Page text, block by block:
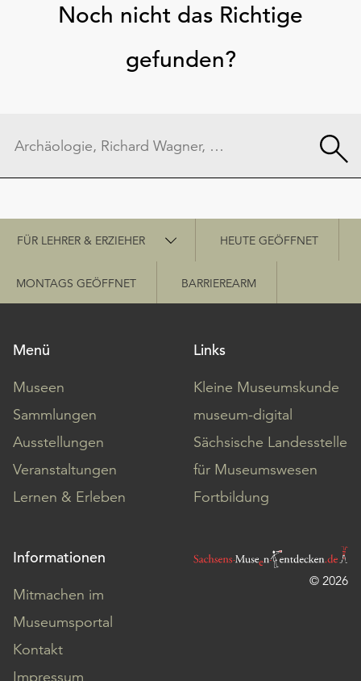
Noch nicht das Richtige
gefunden?
Schnellzugriff
FÜR LEHRER & ERZIEHER HEUTE GEÖFFNET
MONTAGS GEÖFFNET BARRIEREARM
Menü
Museen
Sammlungen
Ausstellungen
Veranstaltungen
Lernen & Erleben
Links
Kleine Museumskunde
museum-digital
Sächsische Landesstelle
für Museumswesen
Fortbildung
Informationen
Mitmachen im
Museumsportal
Kontakt
Impressum
© 2026